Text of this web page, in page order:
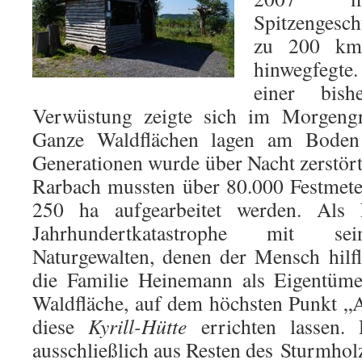
zu 200
einer
Verwüstung zeigte sich im
Ganze Waldflächen lagen am
Generationen wurde über Nacht
Rarbach mussten über 80.000
250 ha aufgearbeitet werden. Als
Jahrhundertkatastrophe mit
Naturgewalten, denen der Mensch
die Familie Heinemann als
Waldfläche, auf dem höchsten Punkt
dieseKyrill-Hütte errichten lassen.
ausschließlich aus Resten des